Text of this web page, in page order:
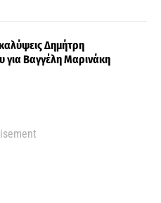
Δημήτρη
για Βαγγέλη Μαρινάκη